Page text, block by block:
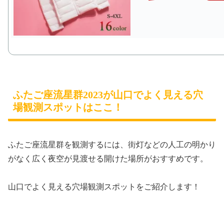
ふたご座流星群2023が山口でよく見える穴
場観測スポットはここ！
ふたご座流星群を観測するには、街灯などの人工の明かり
がなく広く夜空が見渡せる開けた場所がおすすめです。
山口でよく見える穴場観測スポットをご紹介します！